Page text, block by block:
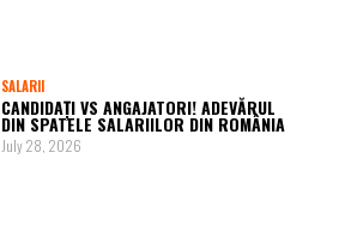
SALARII
CANDIDAȚI VS ANGAJATORI! ADEVĂRUL
DIN SPATELE SALARIILOR DIN ROMÂNIA
July 28, 2026